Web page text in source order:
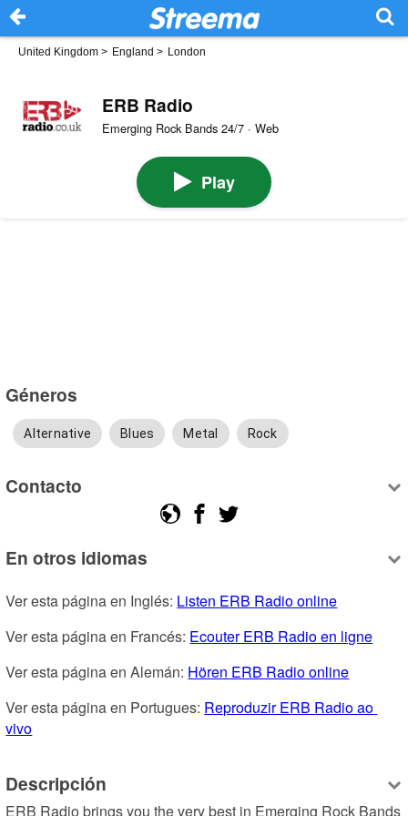
United Kingdom > England > London
ERB Radio
Emerging Rock Bands 24/7 · Web
Play
Géneros
Alternative Blues Metal Rock
Contacto
En otros idiomas
Ver esta página en Inglés: Listen ERB Radio online
Ver esta página en Francés: Ecouter ERB Radio en ligne
Ver esta página en Alemán: Hören ERB Radio online
Ver esta página en Portugues: Reproduzir ERB Radio ao
vivo
Descripción
ERB Radio brings you the very best in Emerging Rock Bands